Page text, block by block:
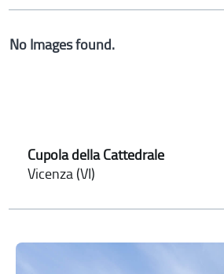
No Images found.
Cupola della Cattedrale
Vicenza (VI)